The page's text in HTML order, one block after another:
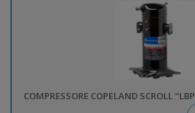
COMPRESSORE COPELAND SCROLL